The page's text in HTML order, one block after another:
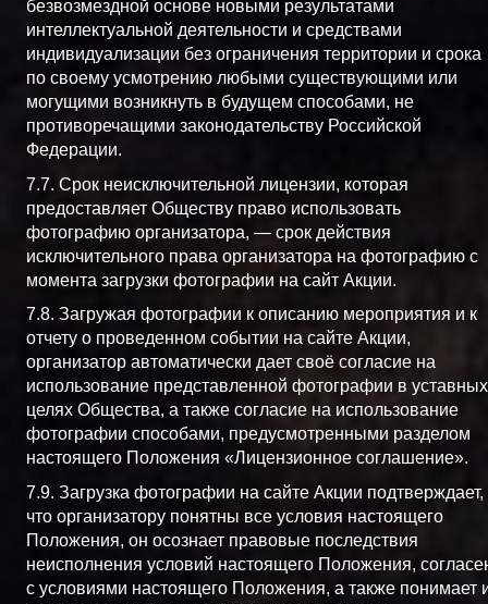
безвозмездной основе новыми результатами
интеллектуальной деятельности и средствами
индивидуализации без ограничения территории и срока
по своему усмотрению любыми существующими или
могущими возникнуть в будущем способами, не
противоречащими законодательству Российской
Федерации.
7.7. Срок неисключительной лицензии, которая
предоставляет Обществу право использовать
фотографию организатора, — срок действия
исключительного права организатора на фотографию с
момента загрузки фотографии на сайт Акции.
7.8. Загружая фотографии к описанию мероприятия и к
отчету о проведенном событии на сайте Акции,
организатор автоматически дает своё согласие на
использование представленной фотографии в уставных
целях Общества, а также согласие на использование
фотографии способами, предусмотренными разделом
настоящего Положения «Лицензионное соглашение».
7.9. Загрузка фотографии на сайте Акции подтверждает,
что организатору понятны все условия настоящего
Положения, он осознает правовые последствия
неисполнения условий настоящего Положения,
с условиями настоящего Положения, а также понимает